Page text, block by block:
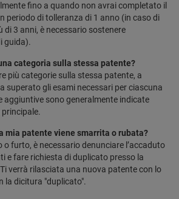
fino a quando non avrai completato il
periodo di tolleranza di 1 anno (in caso di
3 anni, è necessario sostenere
guida).
categoria sulla stessa patente?
più categorie sulla stessa patente, a
superato gli esami necessari per ciascuna
aggiuntive sono generalmente indicate
mia patente viene smarrita o rubata?
furto, è necessario denunciare l’accaduto
e fare richiesta di duplicato presso la
verrà rilasciata una nuova patente con lo
la dicitura "duplicato".